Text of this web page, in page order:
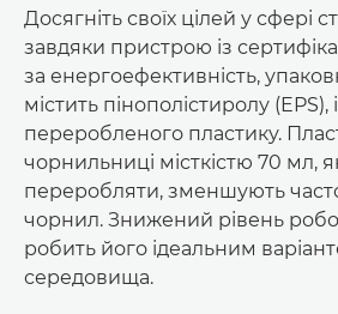
Досягніть своїх цілей у сфері
завдяки пристрою із
за енергоефективність,
містить пінополістиролу (EPS),
переробленого пластику.
чорнильниці місткістю 70 мл,
переробляти, зменшують
чорнил. Знижений рівень
робить його ідеальним
середовища.